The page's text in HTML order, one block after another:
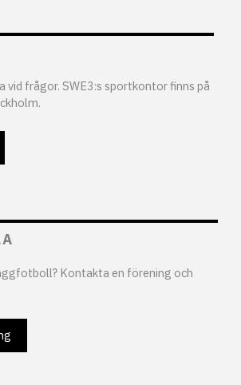
vid frågor. SWE3:s sportkontor finns på
Kontakta en förening och